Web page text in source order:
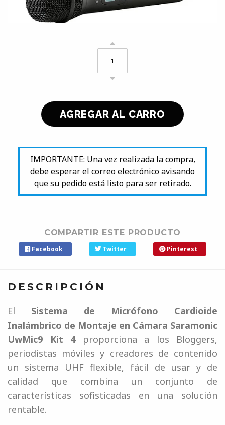
IMPORTANTE: Una vez realizada la compra,
debe esperar el correo electrónico avisando
que su pedido está listo para ser retirado.
COMPARTIR ESTE PRODUCTO
Facebook Twitter Pinterest
DESCRIPCIÓN
El Sistema de Micrófono Cardioide
Inalámbrico de Montaje en Cámara Saramonic
UwMic9 Kit 4
proporciona a los Bloggers,
periodistas móviles y creadores de contenido
un sistema UHF flexible, fácil de usar y de
calidad que combina un conjunto de
características sofisticadas en una solución
rentable.